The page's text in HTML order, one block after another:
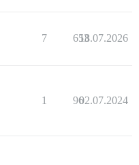
7 653
18.07.2026
1 9602.07.2024